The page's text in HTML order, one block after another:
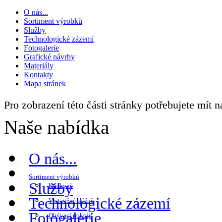
O nás...
Sortiment výrobků
Služby
Technologické zázemí
Fotogalerie
Grafické návrhy
Materiály
Kontakty
Mapa stránek
Pro zobrazení této části stránky potřebujete mít
Naše nabídka
O nás...
Sortiment výrobků
Kuchyně
Vestavěné skříně
Obývací pokoje
Služby
Technologické zázemí
Fotogalerie